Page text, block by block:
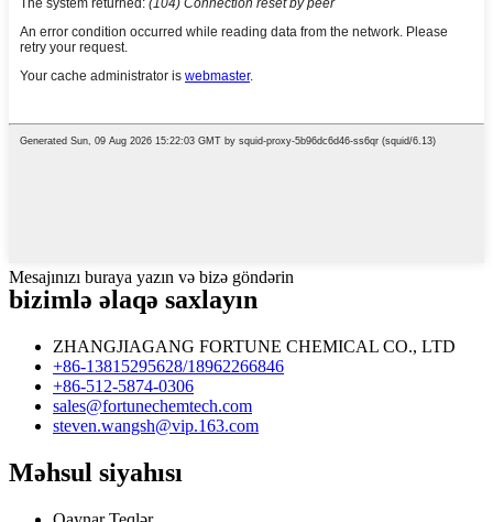
Mesajınızı buraya yazın və bizə göndərin
bizimlə əlaqə saxlayın
ZHANGJIAGANG FORTUNE CHEMICAL CO., LTD
+86-13815295628/18962266846
+86-512-5874-0306
sales@fortunechemtech.com
steven.wangsh@vip.163.com
Məhsul siyahısı